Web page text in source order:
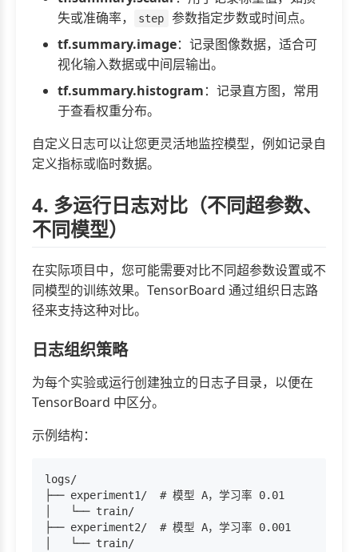
失或准确率，
step
参数指定步数或时间点。
tf.summary.image：记录图像数据，适合可
视化输入数据或中间层输出。
tf.summary.histogram：记录直方图，常用
于查看权重分布。
自定义日志可以让您更灵活地监控模型，例如记录自
定义指标或临时数据。
4. 多运行日志对比（不同超参数、
不同模型）
在实际项目中，您可能需要对比不同超参数设置或不
同模型的训练效果。TensorBoard 通过组织日志路
径来支持这种对比。
日志组织策略
为每个实验或运行创建独立的日志子目录，以便在
TensorBoard 中区分。
示例结构：
logs/
├── experiment1/  # 模型 A，学习率 0.01
│   └── train/
├── experiment2/  # 模型 A，学习率 0.001
│   └── train/